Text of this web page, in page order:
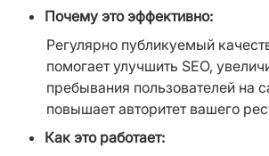
Почему это эффективно:
Регулярно публикуемый
помогает улучшить SEO,
пребывания пользователей на
повышает авторитет вашего
Как это работает: